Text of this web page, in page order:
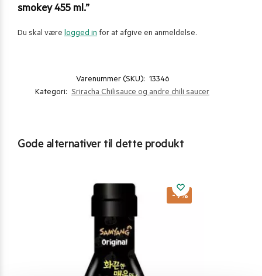
smokey 455 ml.”
Du skal være logged in for at afgive en anmeldelse.
Varenummer (SKU): 13346
Kategori: Sriracha Chilisauce og andre chili saucer
Gode alternativer til dette produkt
-9%